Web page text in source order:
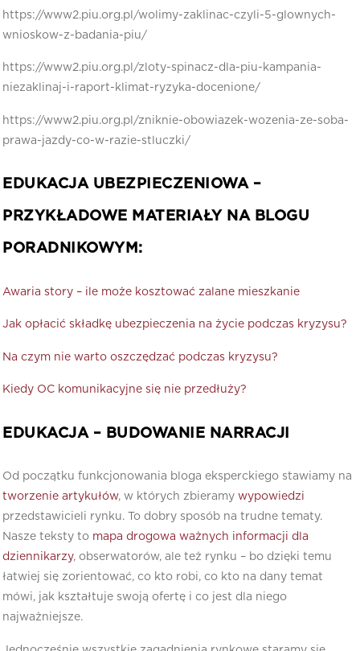
https://www2.piu.org.pl/wolimy-zaklinac-czyli-5-glownych-
wnioskow-z-badania-piu/
https://www2.piu.org.pl/zloty-spinacz-dla-piu-kampania-
niezaklinaj-i-raport-klimat-ryzyka-docenione/
https://www2.piu.org.pl/zniknie-obowiazek-wozenia-ze-soba-
prawa-jazdy-co-w-razie-stluczki/
EDUKACJA UBEZPIECZENIOWA –
PRZYKŁADOWE MATERIAŁY NA BLOGU
PORADNIKOWYM:
Awaria story – ile może kosztować zalane mieszkanie
Jak opłacić składkę ubezpieczenia na życie podczas kryzysu?
Na czym nie warto oszczędzać podczas kryzysu?
Kiedy OC komunikacyjne się nie przedłuży?
EDUKACJA – BUDOWANIE NARRACJI
Od początku funkcjonowania bloga eksperckiego stawiamy na
tworzenie artykułów, w których zbieramy wypowiedzi
przedstawicieli rynku. To dobry sposób na trudne tematy.
Nasze teksty to mapa drogowa ważnych informacji dla
dziennikarzy, obserwatorów, ale też rynku – bo dzięki temu
łatwiej się zorientować, co kto robi, co kto na dany temat
mówi, jak kształtuje swoją ofertę i co jest dla niego
najważniejsze.